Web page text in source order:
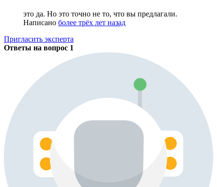
это да. Но это точно не то, что вы предлагали.
Написано более трёх лет назад
Пригласить эксперта
Ответы на вопрос 1